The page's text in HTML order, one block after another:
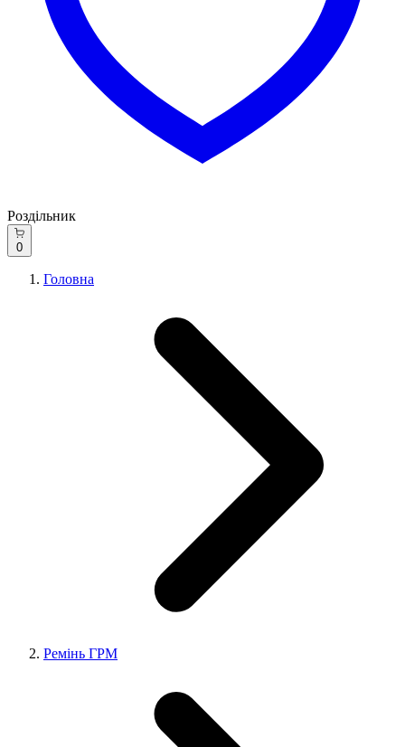
Роздільник
0
Головна
Ремінь ГРМ